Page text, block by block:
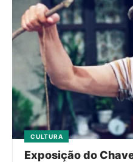
CULTURA
Exposição do